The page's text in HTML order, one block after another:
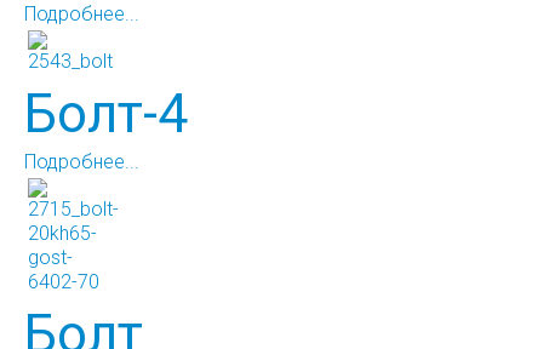
Подробнее...
Болт-4
Подробнее...
Болт